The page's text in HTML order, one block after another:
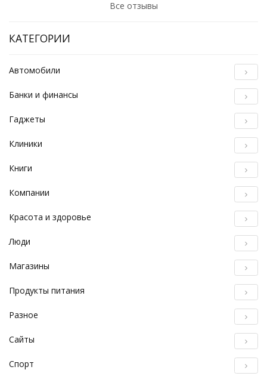
Все отзывы
КАТЕГОРИИ
Автомобили
Банки и финансы
Гаджеты
Клиники
Книги
Компании
Красота и здоровье
Люди
Магазины
Продукты питания
Разное
Сайты
Спорт